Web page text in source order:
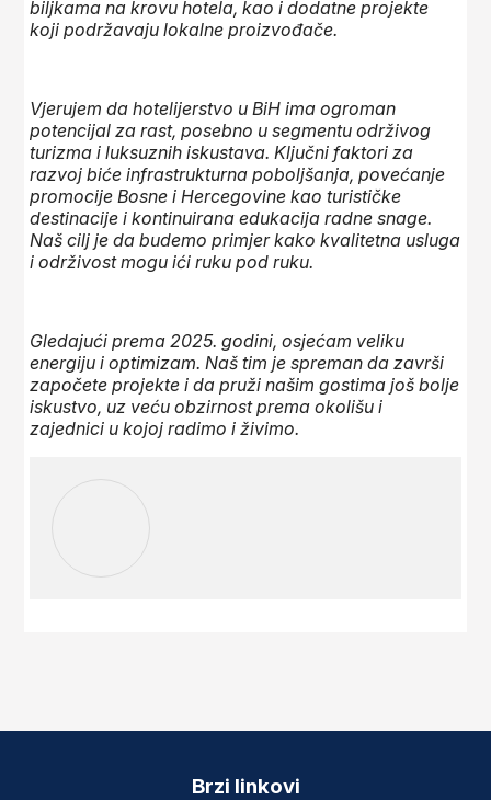
biljkama na krovu hotela, kao i dodatne projekte
koji podržavaju lokalne proizvođače.
Vjerujem da hotelijerstvo u BiH ima ogroman
potencijal za rast, posebno u segmentu održivog
turizma i luksuznih iskustava. Ključni faktori za
razvoj biće infrastrukturna poboljšanja, povećanje
promocije Bosne i Hercegovine kao turističke
destinacije i kontinuirana edukacija radne snage.
Naš cilj je da budemo primjer kako kvalitetna usluga
i održivost mogu ići ruku pod ruku.
Gledajući prema 2025. godini, osjećam veliku
energiju i optimizam. Naš tim je spreman da završi
započete projekte i da pruži našim gostima još bolje
iskustvo, uz veću obzirnost prema okolišu i
zajednici u kojoj radimo i živimo.
Brzi linkovi